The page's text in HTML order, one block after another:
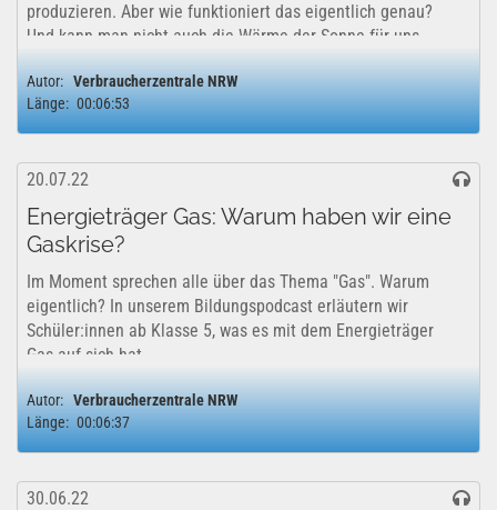
produzieren. Aber wie funktioniert das eigentlich genau?
Und kann man nicht auch die Wärme der Sonne für uns
nutzen? Im Gespräch mit unserer...
Autor: Verbraucherzentrale NRW
Länge: 00:06:53
20.07.22
Energieträger Gas: Warum haben wir eine
Gaskrise?
Im Moment sprechen alle über das Thema "Gas". Warum
eigentlich? In unserem Bildungspodcast erläutern wir
Schüler:innen ab Klasse 5, was es mit dem Energieträger
Gas auf sich hat.
Autor: Verbraucherzentrale NRW
Länge: 00:06:37
30.06.22